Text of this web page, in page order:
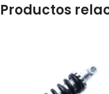
Productos